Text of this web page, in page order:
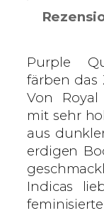
n
–
R
o
y
a
l
Q
u
Purple
färben das
Von Royal
mit sehr
aus
erdigen
Indicas